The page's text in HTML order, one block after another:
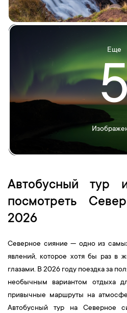
Еще
Автобусный тур
посмотреть
2026
Северное сияние — одно из
явлений, которое хотя бы раз в
глазами. В 2026 году поездка за
необычным вариантом отдыха
привычные маршруты на
Автобусный тур на Северное